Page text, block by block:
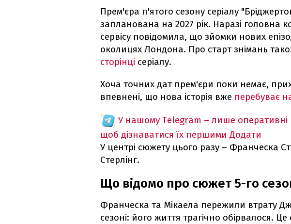
Прем'єра п'ятого сезону серіалу
запланована на 2027 рік. Наразі головна
сервісу повідомила, що зйомки нових
околицях Лондона. Про старт знімань
сторінці серіалу.
Хоча точних дат прем'єри поки немає,
впевнені, що нова історія вже перебуває
У нашому Telegram – лише
щоб дізнаватися їх першими Додати
У центрі сюжету цього разу – Франческа
Стерлінг.
Що відомо про сюжет 5-го
Франческа та Мікаела пережили втрату
сезоні: його життя трагічно обірвалося.